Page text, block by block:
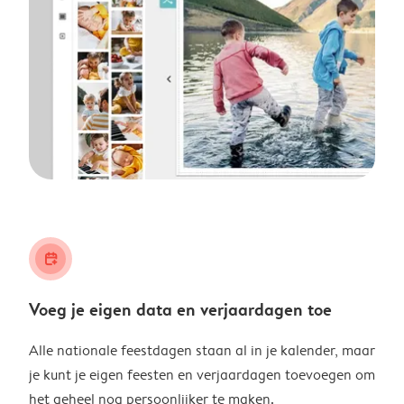
calendar_plus
Voeg je eigen data en verjaardagen toe
Alle nationale feestdagen staan al in je kalender, maar
je kunt je eigen feesten en verjaardagen toevoegen om
het geheel nog persoonlijker te maken.